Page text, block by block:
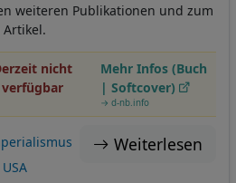
weiteren Publikationen und zum
nicht
verfügbar
Mehr Infos (Buch
| Softcover)
→ d-nb.info
Weiterlesen
USA